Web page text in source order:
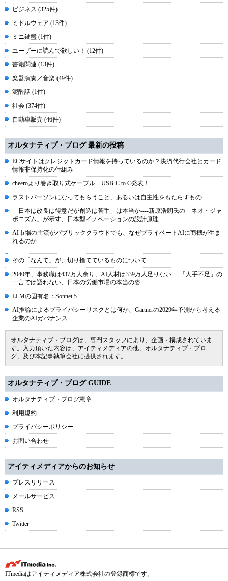
ビジネス (325件)
ミドルウェア (13件)
ミニ鍵盤 (1件)
ユーザーに読んで欲しい！ (12件)
書籍関連 (13件)
楽器演奏／音楽 (49件)
泥酔話 (1件)
社会 (374件)
自動車販売 (46件)
オルタナティブ・ブログ 最新の投稿
ECサイトはクレジットカード情報を持っているのか？決済代行会社とカード
情報非保持化の仕組み
cheeroより巻き取り式ケーブル USB-C to C発表！
ラストパーソンになってもらうこと、あるいは自主性をもたらすもの
「日本は改良は得意だが創造は苦手」は本当か----新原浩朗氏の「ネオ・ジャ
ポニズム」が示す、日本型イノベーションの設計原理
AI市場の主流がパブリッククラウドでも、なぜプライベートAIに商機が生ま
れるのか
その「なんて」が、切り捨てているものについて
2040年、事務職は437万人余り、AI人材は339万人足りない----「人手不足」の
一言では語れない、日本の労働市場の本当の姿
LLMの固有名：Sonnet 5
AI推論によるプライバシーリスクとは何か、Gartnerの2029年予測から考える
企業のAIガバナンス
オルタナティブ・ブログは、専門スタッフにより、企画・構成されていま
す。入力頂いた内容は、アイティメディアの他、オルタナティブ・ブロ
グ、及び本記事執筆会社に提供されます。
オルタナティブ・ブログ GUIDE
オルタナティブ・ブログ憲章
利用規約
プライバシーポリシー
お問い合わせ
アイティメディアからのお知らせ
プレスリリース
メールサービス
RSS
Twitter
ITmediaはアイティメディア株式会社の登録商標です。